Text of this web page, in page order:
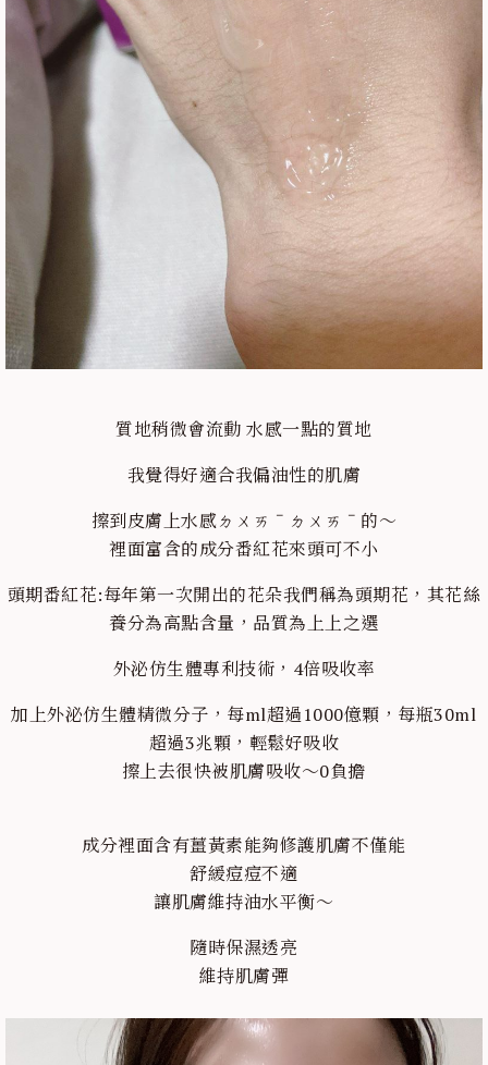
質地稍微會流動 水感一點的質地
我覺得好適合我偏油性的肌膚
擦到皮膚上水感ㄉㄨㄞˉㄉㄨㄞˉ的～
裡面富含的成分番紅花來頭可不小
頭期番紅花:每年第一次開出的花朵我們稱為頭期花，其花絲
養分為高點含量，品質為上上之選
外泌仿生體專利技術，4倍吸收率
加上外泌仿生體精微分子，每ml超過1000億顆，每瓶30ml
超過3兆顆，輕鬆好吸收
擦上去很快被肌膚吸收～0負擔
成分裡面含有薑黃素能夠修護肌膚不僅能
舒緩痘痘不適
讓肌膚維持油水平衡～
隨時保濕透亮
維持肌膚彈